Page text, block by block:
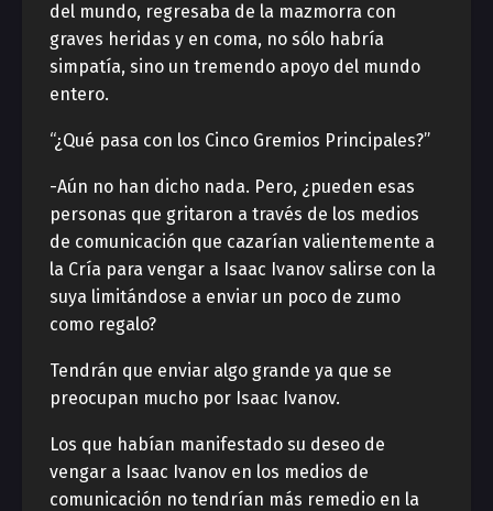
del mundo, regresaba de la mazmorra con
graves heridas y en coma, no sólo habría
simpatía, sino un tremendo apoyo del mundo
entero.
“¿Qué pasa con los Cinco Gremios Principales?”
-Aún no han dicho nada. Pero, ¿pueden esas
personas que gritaron a través de los medios
de comunicación que cazarían valientemente a
la Cría para vengar a Isaac Ivanov salirse con la
suya limitándose a enviar un poco de zumo
como regalo?
Tendrán que enviar algo grande ya que se
preocupan mucho por Isaac Ivanov.
Los que habían manifestado su deseo de
vengar a Isaac Ivanov en los medios de
comunicación no tendrían más remedio en la